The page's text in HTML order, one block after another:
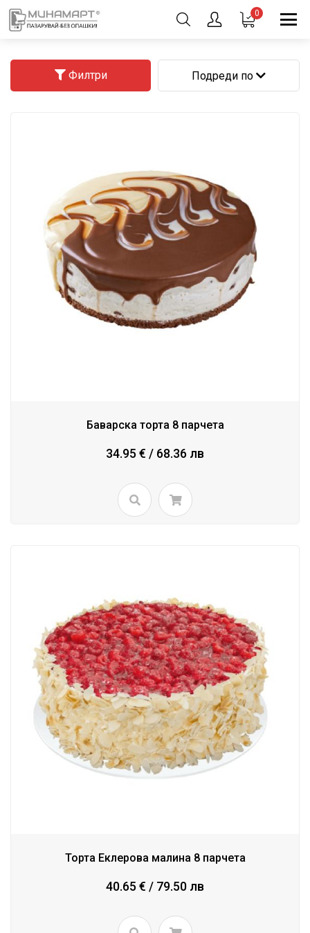
0
Филтри Подреди по
Баварска торта 8 парчета
34.95 € / 68.36 лв
Торта Еклерова малина 8 парчета
40.65 € / 79.50 лв